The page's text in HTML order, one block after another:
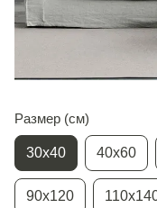
Размер (см)
30х40 40х60
90х120